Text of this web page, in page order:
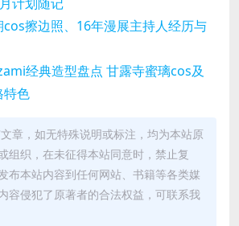
cos擦边照、16年漫展主持人经历与
经典造型盘点 甘露寺蜜璃cos及
特色
章，如无特殊说明或标注，均为本站原
组织，在未征得本站同意时，禁止复
布本站内容到任何网站、书籍等各类媒
容侵犯了原著者的合法权益，可联系我